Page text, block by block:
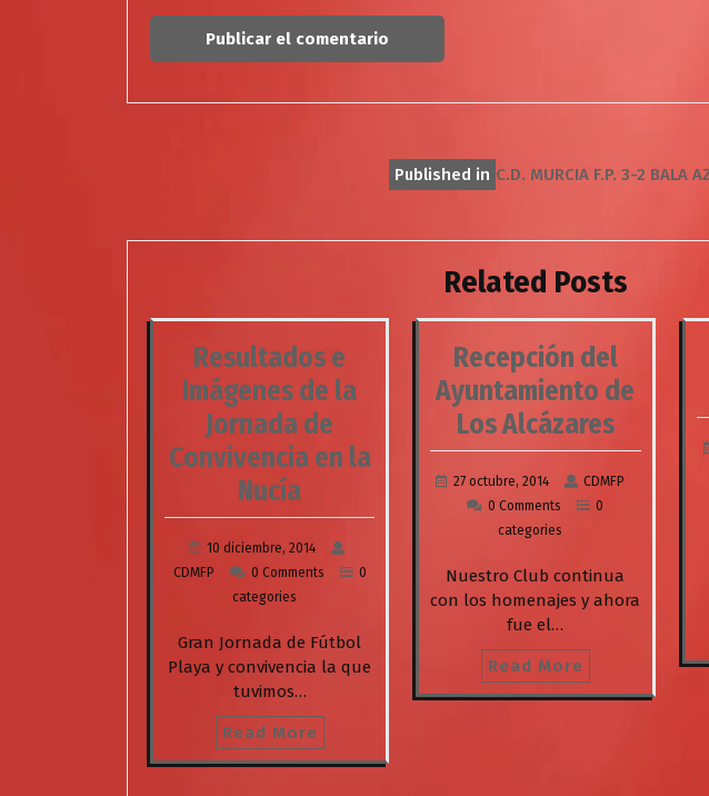
Published in C.D. MURCIA F.P. 3-2 BALA
Related Posts
Resultados e
Imágenes de la
Jornada de
Convivencia en la
Nucía
10 diciembre, 2014
CDMFP
0 Comments
0
categories
Gran Jornada de Fútbol
Playa y convivencia la que
tuvimos…
Read More
Recepción del
Ayuntamiento de
Los Alcázares
27 octubre, 2014
CDMFP
0 Comments
0
categories
Nuestro Club continua
con los homenajes y ahora
fue el…
Read More